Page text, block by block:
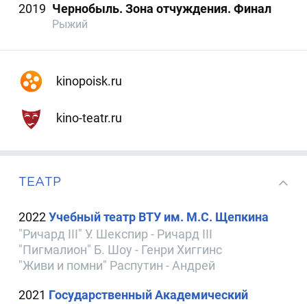
2019 Чернобыль. Зона отчуждения. Финал
Рыжий
kinopoisk.ru
kino-teatr.ru
ТЕАТР
2022Учебный театр ВТУ им. М.С. Щепкина
"Ричард III" У. Шекспир - Ричард III
"Пигмалион" Б. Шоу - Генри Хиггинс
"Живи и помни" Распутин - Андрей
2021 Государственный Академический